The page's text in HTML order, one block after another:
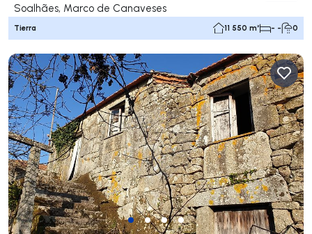
Soalhães, Marco de Canaveses
Tierra 11 550 m² - - 0